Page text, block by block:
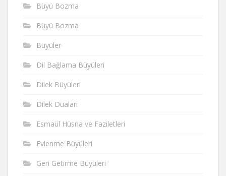
Büyü Bozma
Büyü Bozma
Büyüler
Dil Bağlama Büyüleri
Dilek Büyüleri
Dilek Duaları
Esmaül Hüsna ve Faziletleri
Evlenme Büyüleri
Geri Getirme Büyüleri